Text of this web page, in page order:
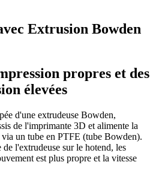
Extrusion Bowden
propres et des
élevées
d'une extrudeuse Bowden,
de l'imprimante 3D et alimente la
un tube en PTFE (tube Bowden).
l'extrudeuse sur le hotend, les
est plus propre et la vitesse